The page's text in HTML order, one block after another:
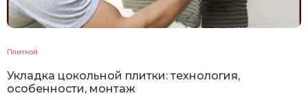
Плиткой
Укладка цокольной плитки: технология,
особенности, монтаж